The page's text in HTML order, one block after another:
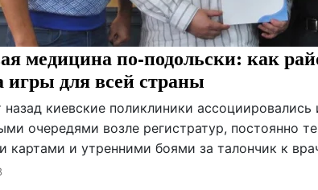
медицина по-подольски: как
игры для всей страны
назад киевские поликлиники ассоциировались
очередями возле регистратур, постоянно
картами и утренними боями за талончик к